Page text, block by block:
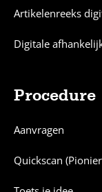
Artikelenreeks
Digitale
Procedure
Aanvragen
Quickscan